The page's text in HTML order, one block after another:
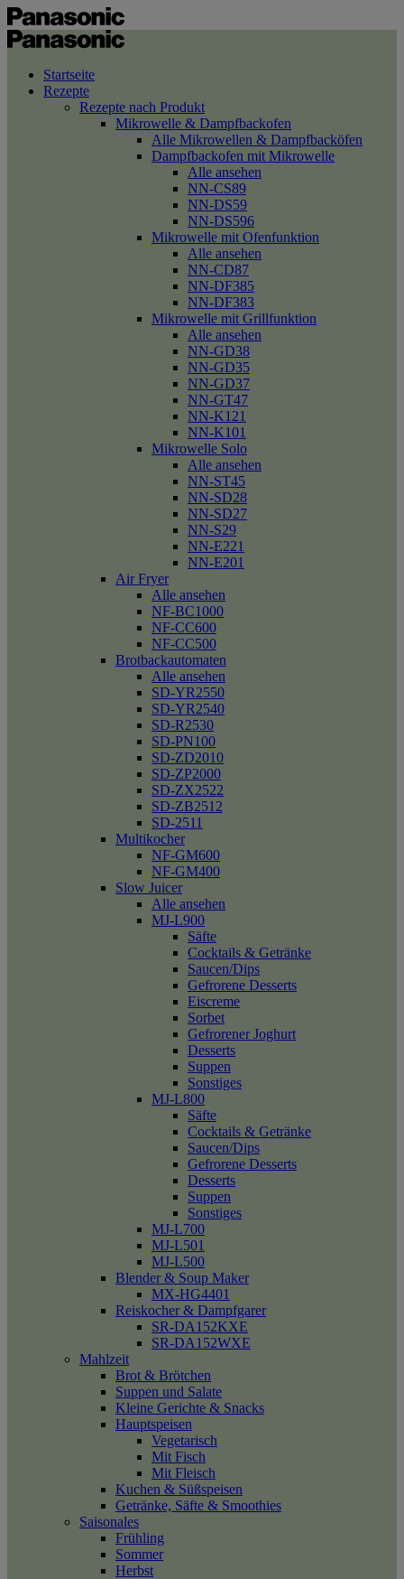
Startseite
Rezepte
Rezepte nach Produkt
Mikrowelle & Dampfbackofen
Alle Mikrowellen & Dampfbacköfen
Dampfbackofen mit Mikrowelle
Alle ansehen
NN-CS89
NN-DS59
NN-DS596
Mikrowelle mit Ofenfunktion
Alle ansehen
NN-CD87
NN-DF385
NN-DF383
Mikrowelle mit Grillfunktion
Alle ansehen
NN-GD38
NN-GD35
NN-GD37
NN-GT47
NN-K121
NN-K101
Mikrowelle Solo
Alle ansehen
NN-ST45
NN-SD28
NN-SD27
NN-S29
NN-E221
NN-E201
Air Fryer
Alle ansehen
NF-BC1000
NF-CC600
NF-CC500
Brotbackautomaten
Alle ansehen
SD-YR2550
SD-YR2540
SD-R2530
SD-PN100
SD-ZD2010
SD-ZP2000
SD-ZX2522
SD-ZB2512
SD-2511
Multikocher
NF-GM600
NF-GM400
Slow Juicer
Alle ansehen
MJ-L900
Säfte
Cocktails & Getränke
Saucen/Dips
Gefrorene Desserts
Eiscreme
Sorbet
Gefrorener Joghurt
Desserts
Suppen
Sonstiges
MJ-L800
Säfte
Cocktails & Getränke
Saucen/Dips
Gefrorene Desserts
Desserts
Suppen
Sonstiges
MJ-L700
MJ-L501
MJ-L500
Blender & Soup Maker
MX-HG4401
Reiskocher & Dampfgarer
SR-DA152KXE
SR-DA152WXE
Mahlzeit
Brot & Brötchen
Suppen und Salate
Kleine Gerichte & Snacks
Hauptspeisen
Vegetarisch
Mit Fisch
Mit Fleisch
Kuchen & Süßspeisen
Getränke, Säfte & Smoothies
Saisonales
Frühling
Sommer
Herbst